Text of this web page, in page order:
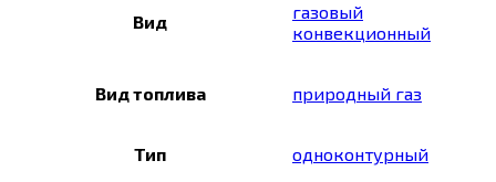
Вид
газовый
конвекционный
Вид топлива природный газ
Тип одноконтурный